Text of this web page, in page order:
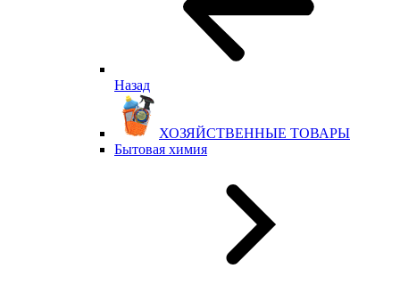
Назад
ХОЗЯЙСТВЕННЫЕ ТОВАРЫ
Бытовая химия